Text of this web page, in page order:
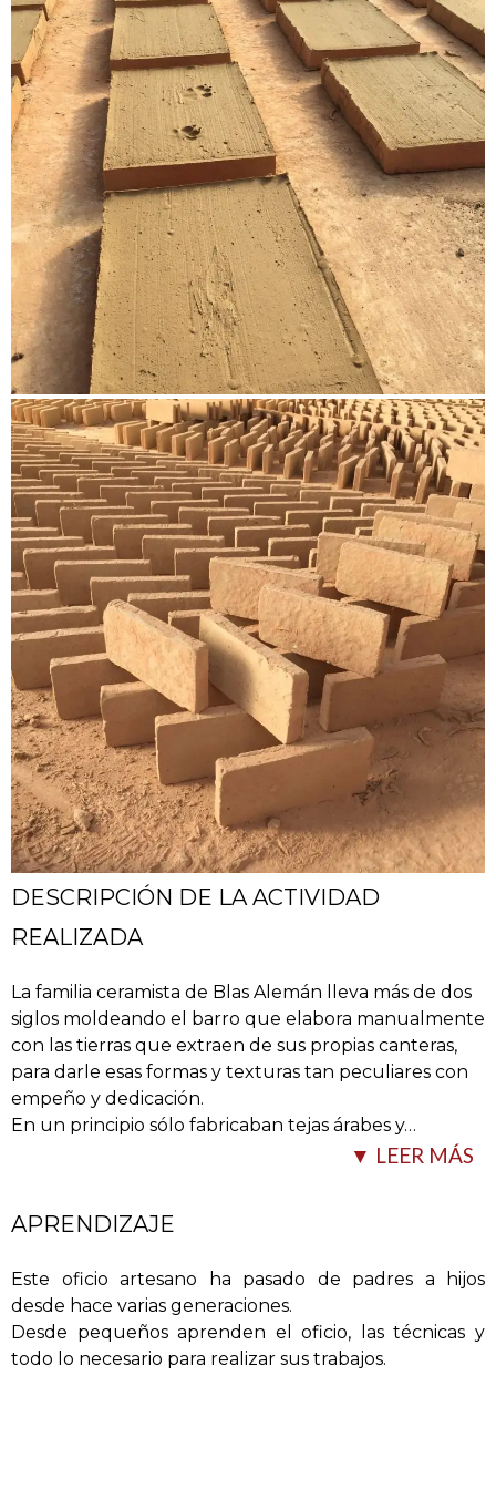
DESCRIPCIÓN DE LA ACTIVIDAD
REALIZADA
La familia ceramista de Blas Alemán lleva más de dos
siglos moldeando el barro que elabora manualmente
con las tierras que extraen de sus propias canteras,
para darle esas formas y texturas tan peculiares con
empeño y dedicación.
En un principio sólo fabricaban tejas árabes y…
ladrillos para pilares, para más tarde dar paso a la
▼ LEER MÁS
APRENDIZAJE
Este oficio artesano ha pasado de padres a hijos
desde hace varias generaciones.
Desde pequeños aprenden el oficio, las técnicas y
todo lo necesario para realizar sus trabajos.